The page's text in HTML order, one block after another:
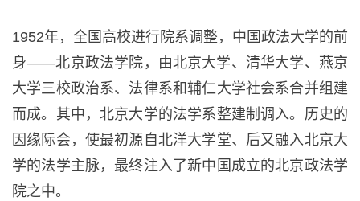
1952年，全国高校进行院系调整，中国政法大学的前
身——北京政法学院，由北京大学、清华大学、燕京
大学三校政治系、法律系和辅仁大学社会系合并组建
而成。其中，北京大学的法学系整建制调入。历史的
因缘际会，使最初源自北洋大学堂、后又融入北京大
学的法学主脉，最终注入了新中国成立的北京政法学
院之中。